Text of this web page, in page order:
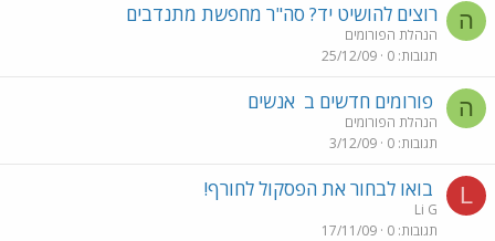
ה רוצים להושיט יד? סה"ר מחפשת מתנדבים
הנהלת הפורומים
תגובות 0
25/12/09
ה פורומים חדשים ב אנשים
הנהלת הפורומים
תגובות 0
3/12/09
L בואו לבחור את הפסקול לחורף!
Li G
תגובות 0
17/11/09